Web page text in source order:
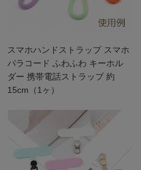
スマホハンドストラップ スマホ
パラコード ふわふわ キーホル
ダー 携帯電話ストラップ 約
15cm（1ヶ）